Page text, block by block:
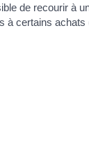
de recourir à
à certains achats